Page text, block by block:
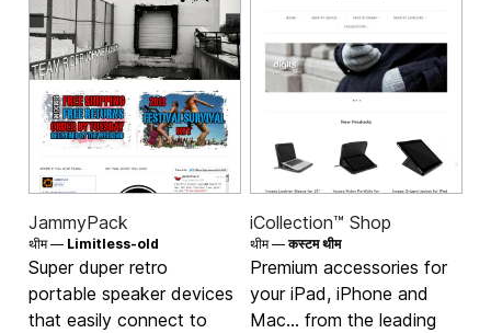
JammyPack
थीम — Limitless-old
Super duper retro
portable speaker devices
that easily connect to
iCollection™ Shop
थीम —कस्टम थीम
Premium accessories for
your iPad, iPhone and
Mac... from the leading